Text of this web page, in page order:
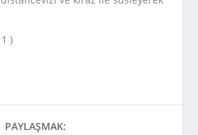
)
PAYLAŞMAK: